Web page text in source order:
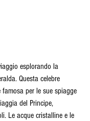
esplorando la
Questa celebre
per le sue spiagge
del Principe,
Le acque cristalline e le